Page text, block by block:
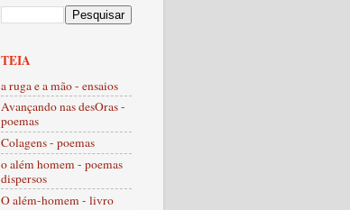
TEIA
a ruga e a mão - ensaios
Avançando nas desOras -
poemas
Colagens - poemas
o além homem - poemas
dispersos
O além-homem - livro